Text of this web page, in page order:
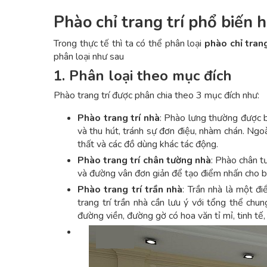
Phào chỉ trang trí phổ biến
Trong thực tế thì ta có thể phân loại phào chỉ
phân loại như sau
1. Phân loại theo mục đích
Phào trang trí được phân chia theo 3 mục đích như:
Phào trang trí nhà: Phào lưng thường được
và thu hút, tránh sự đơn điệu, nhàm chán.
thất và các đồ dùng khác tác động.
Phào trang trí chân tường nhà: Phào chân
và đường vân đơn giản để tạo điểm nhấn cho
Phào trang trí trần nhà: Trần nhà là một
trang trí trần nhà cần lưu ý với tổng thể
đường viền, đường gờ có hoa văn tỉ mỉ, tinh tế,